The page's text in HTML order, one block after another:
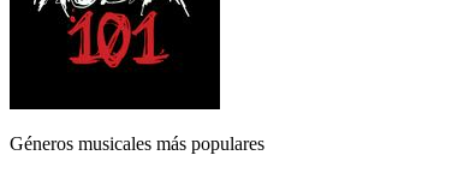
Géneros musicales más populares